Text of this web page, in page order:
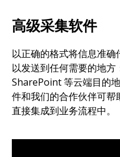
高级采集软件
以正确的格式将信息准
以发送到任何需要的地方
SharePoint 等云端目的
件和我们的合作伙伴可
直接集成到业务流程中。